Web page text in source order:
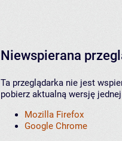
Niewspierana
Ta przeglądarka nie jest
pobierz aktualną wersję
Mozilla Firefox
Google Chrome